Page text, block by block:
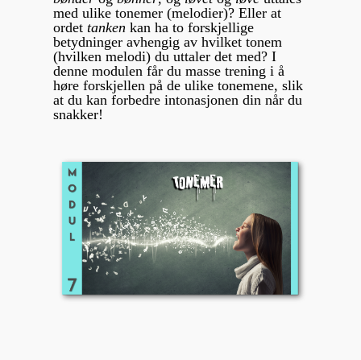
med ulike tonemer (melodier)? Eller at
ordet tanken kan ha to forskjellige
betydninger avhengig av hvilket tonem
(hvilken melodi) du uttaler det med? I
denne modulen får du masse trening i å
høre forskjellen på de ulike tonemene, slik
at du kan forbedre intonasjonen din når du
snakker!